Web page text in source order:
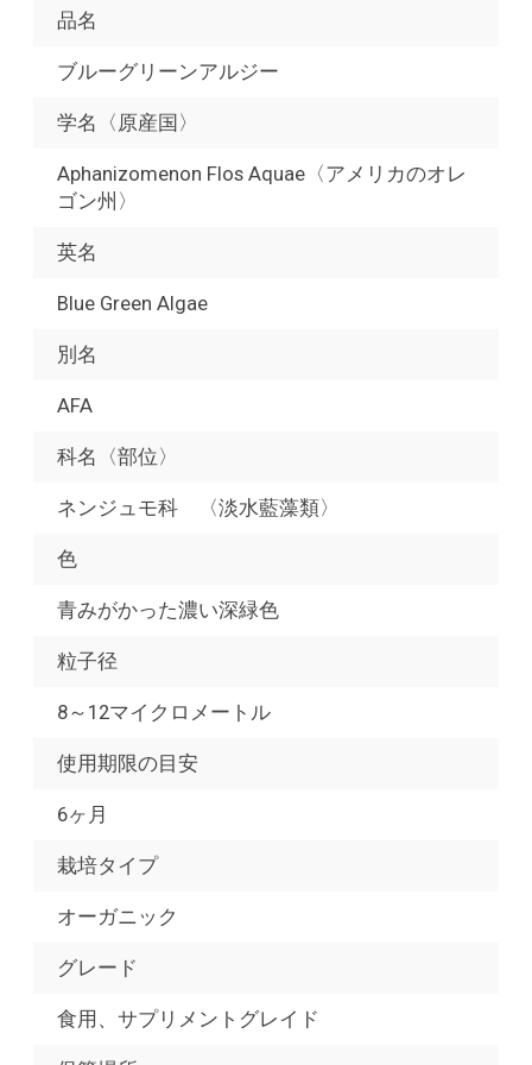
品名
ブルーグリーンアルジー
学名〈原産国〉
Aphanizomenon Flos Aquae〈アメリカのオレ
ゴン州〉
英名
Blue Green Algae
別名
AFA
科名〈部位〉
ネンジュモ科 〈淡水藍藻類〉
色
青みがかった濃い深緑色
粒子径
8～12マイクロメートル
使用期限の目安
6ヶ月
栽培タイプ
オーガニック
グレード
食用、サプリメントグレイド